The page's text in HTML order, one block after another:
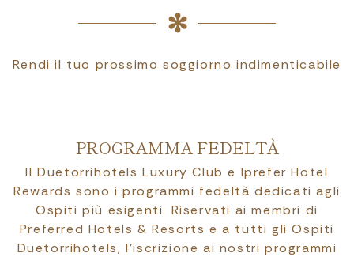
Rendi il tuo prossimo soggiorno indimenticabile
PROGRAMMA FEDELTÀ
Il Duetorrihotels Luxury Club e Iprefer Hotel
Rewards sono i programmi fedeltà dedicati agli
Ospiti più esigenti. Riservati ai membri di
Preferred Hotels & Resorts e a tutti gli Ospiti
Duetorrihotels, l’iscrizione ai nostri programmi